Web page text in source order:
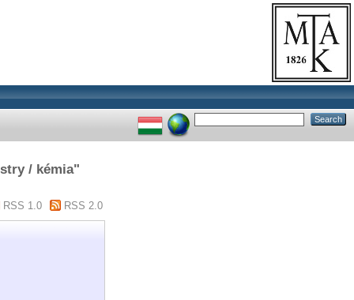
/ kémia"
RSS 1.0 RSS 2.0